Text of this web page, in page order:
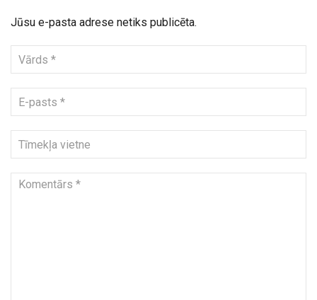
Jūsu e-pasta adrese netiks publicēta.